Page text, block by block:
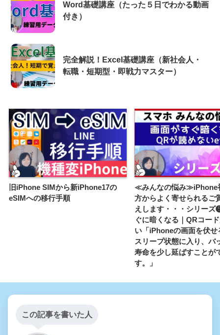
Word基礎講座（たった５日でわかる動画
付き）
完全解説！Excel基礎講座（新社会人・
転職・短期型・即戦力マスター）
旧iPhone SIMから新iPhone17の
eSIMへの移行手順
≪みんなの悩み≫iPhone
方からよく寄せられるご
えします・・・シリー
ぐに暗くなる｜QRコー
い「iPhoneの画面を伏せ
スリープ状態に入り、バ
寿命を少し延ばすことが
す。」
この記事を書いた人